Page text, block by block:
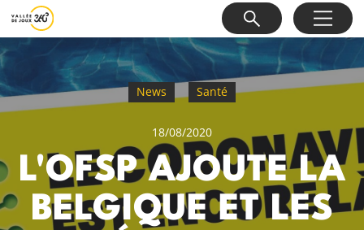
News Santé
18/08/2020
L'OFSP AJOUTE LA
BELGIQUE ET LES